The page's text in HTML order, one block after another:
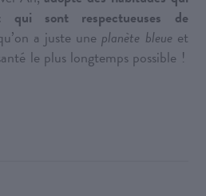
sont respectueuses de
a juste uneplanète bleue et
le plus longtemps possible !